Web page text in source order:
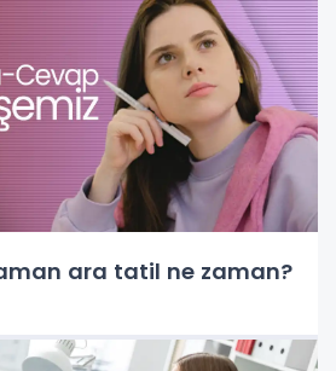
ara tatil ne zaman?